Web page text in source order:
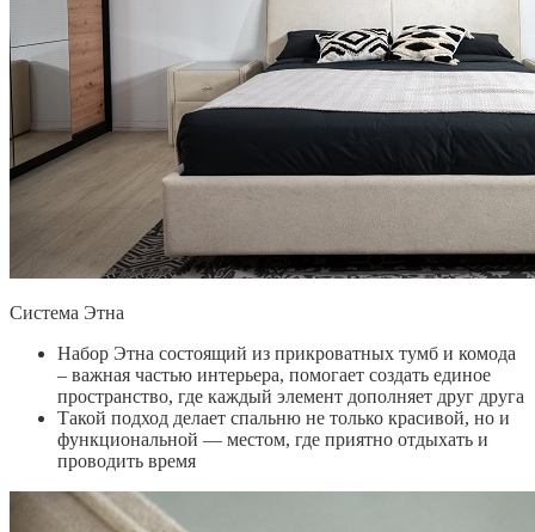
Система Этна
Набор Этна состоящий из прикроватных тумб и комода
– важная частью интерьера, помогает создать единое
пространство, где каждый элемент дополняет друг друга
Такой подход делает спальню не только красивой, но и
функциональной — местом, где приятно отдыхать и
проводить время